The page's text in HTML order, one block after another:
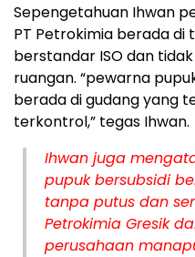
Sepengetahuan Ihwan
PT Petrokimia berada
berstandar ISO dan
ruangan. “pewarna
berada di gudang yang
terkontrol,” tegas Ihwan.
Ihwan juga
pupuk bersubsidi
tanpa putus dan
Petrokimia Gresik
perusahaan